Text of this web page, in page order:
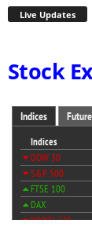
Live Updates
Stock